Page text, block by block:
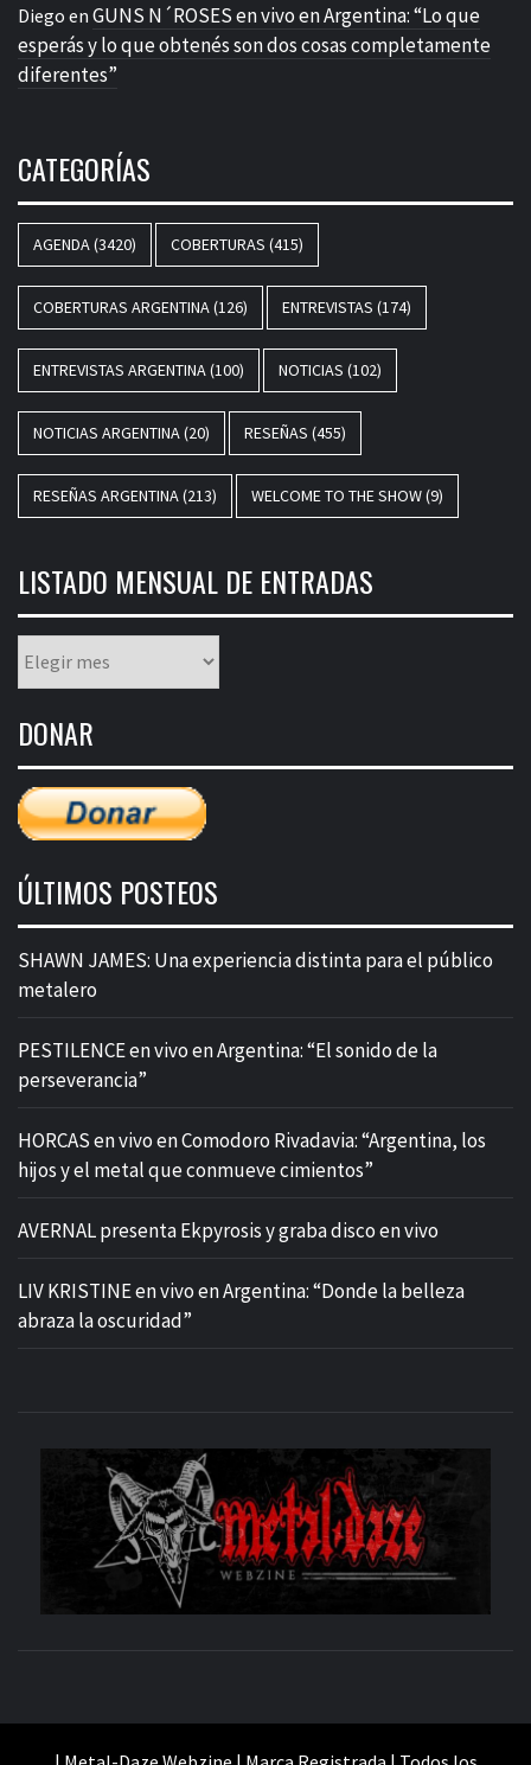
Diego en GUNS N´ROSES en vivo en Argentina: “Lo que
esperás y lo que obtenés son dos cosas completamente
diferentes”
CATEGORÍAS
AGENDA(3420) COBERTURAS (415)
COBERTURAS ARGENTINA(126) ENTREVISTAS (174)
ENTREVISTAS ARGENTINA(100) NOTICIAS (102)
NOTICIAS ARGENTINA(20) RESEÑAS (455)
RESEÑAS ARGENTINA(213) WELCOME TO THE SHOW(9)
LISTADO MENSUAL DE ENTRADAS
mensual
entradas
DONAR
ÚLTIMOS POSTEOS
SHAWN JAMES: Una experiencia distinta para el público
metalero
PESTILENCE en vivo en Argentina: “El sonido de la
perseverancia”
HORCAS en vivo en Comodoro Rivadavia: “Argentina, los
hijos y el metal que conmueve cimientos”
AVERNAL presenta Ekpyrosis y graba disco en vivo
LIV KRISTINE en vivo en Argentina: “Donde la belleza
abraza la oscuridad”